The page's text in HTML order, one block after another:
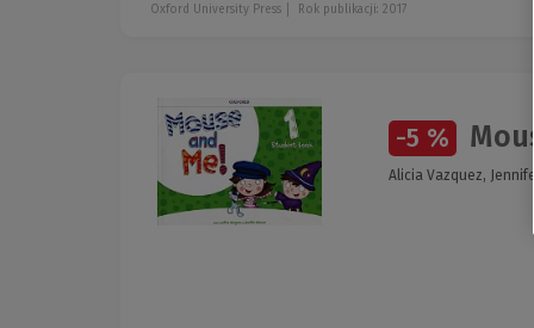
Oxford University Press Rok publikacji: 2017
-5 %
Alicia Vazquez,